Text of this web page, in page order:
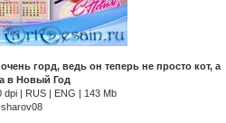
горд, ведь он теперь не просто кот, а
в Новый Год
dpi | RUS | ENG | 143 Mb